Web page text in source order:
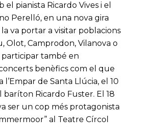
el pianista Ricardo Vives i el
Perelló, en una nova gira
va portar a visitar poblacions
Olot, Camprodon, Vilanova o
participar també en
benèfics com el que
l’Empar de Santa Llúcia, el 10
baríton Ricardo Fuster. El 18
ser un cop més protagonista
al Teatre Círcol